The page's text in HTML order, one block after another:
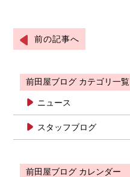
前の記事へ
前田屋ブログ カテゴリ一覧
ニュース
スタッフブログ
前田屋ブログ カレンダー